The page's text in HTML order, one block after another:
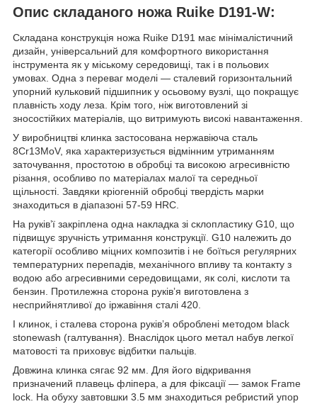
Опис складаного ножа Ruike D191-W:
Складана конструкція ножа Ruike D191 має мінімалістичний
дизайн, універсальний для комфортного використання
інструмента як у міському середовищі, так і в польових
умовах. Одна з переваг моделі — сталевий горизонтальний
упорний кульковий підшипник у осьовому вузлі, що покращує
плавність ходу леза. Крім того, ніж виготовлений зі
зносостійких матеріалів, що витримують високі навантаження.
У виробництві клинка застосована нержавіюча сталь
8Cr13MoV, яка характеризується відмінним утриманням
заточування, простотою в обробці та високою агресивністю
різання, особливо по матеріалах малої та середньої
щільності. Завдяки кріогенній обробці твердість марки
знаходиться в діапазоні 57-59 HRC.
На руківʼї закріплена одна накладка зі склопластику G10, що
підвищує зручність утримання конструкції. G10 належить до
категорії особливо міцних композитів і не боїться регулярних
температурних перепадів, механічного впливу та контакту з
водою або агресивними середовищами, як солі, кислоти та
бензин. Протилежна сторона руківʼя виготовлена з
несприйнятливої до іржавіння сталі 420.
І клинок, і сталева сторона руківʼя оброблені методом black
stonewash (галтування). Внаслідок цього метал набув легкої
матовості та приховує відбитки пальців.
Довжина клинка сягає 92 мм. Для його відкривання
призначений плавець фліпера, а для фіксації — замок Frame
lock. На обуху завтовшки 3.5 мм знаходиться ребристий упор